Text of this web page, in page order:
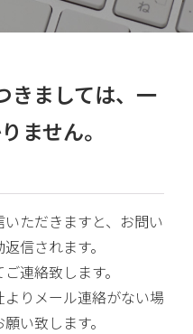
きましては、一
ません。
ただきますと、お問い
信されます。
連絡致します。
りメール連絡がない場
い致します。